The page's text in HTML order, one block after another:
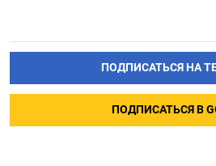
ПОДПИСАТЬСЯ НА
ПОДПИСАТЬСЯ В